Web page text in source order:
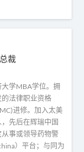
裁
学MBA学位。拥
法律职业资格
进修。加入太美
先后在辉瑞中国
事或领导药物警
）平台；与同为